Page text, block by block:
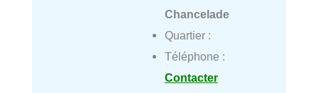
Chancelade
Quartier :
Téléphone :
Contacter